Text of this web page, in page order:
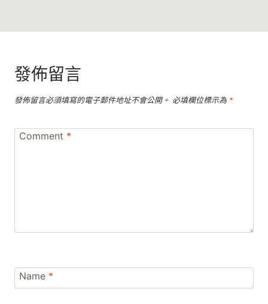
發佈留言
發佈留言必須填寫的電子郵件地址不會公開。 必填欄位標示為 *
Comment *
Name *